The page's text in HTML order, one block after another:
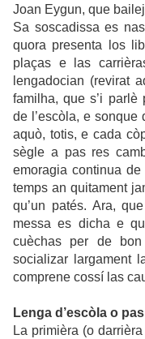
Joan Eygun, que
Sa soscadissa es
quora presenta los
plaças e las
lengadocian (revirat
familha, que s’i parlè
de l’escòla, e sonque
aquò, totis, e cada
sègle a pas res
emoragia continua
temps an quitament
qu’un patés. Ara,
messa es dicha e
cuèchas per de
socializar largament
comprene cossí las
Lenga d’escòla o
La primièra (o